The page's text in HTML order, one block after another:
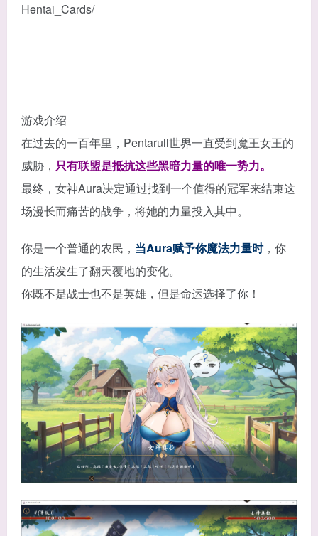
Hentai_Cards/
游戏介绍
在过去的一百年里，Pentarull世界一直受到魔王女王的
威胁， 只有联盟是抵抗这些黑暗力量的唯一势力。
最终，女神Aura决定通过找到一个值得的冠军来结束这
场漫长而痛苦的战争，将她的力量投入其中。
你是一个普通的农民， 当Aura赋予你魔法力量时，你
的生活发生了翻天覆地的变化。
你既不是战士也不是英雄，但是命运选择了你！